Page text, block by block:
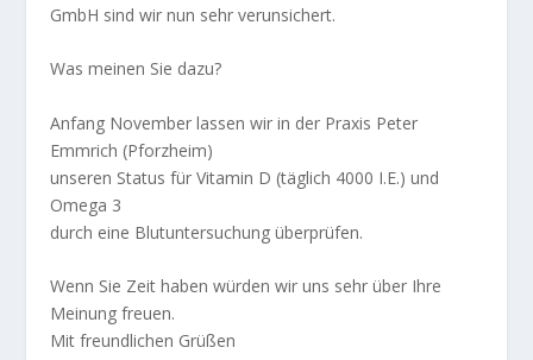
GmbH sind wir nun sehr verunsichert.
Was meinen Sie dazu?
Anfang November lassen wir in der Praxis Peter
Emmrich (Pforzheim)
unseren Status für Vitamin D (täglich 4000 I.E.) und
Omega 3
durch eine Blutuntersuchung überprüfen.
Wenn Sie Zeit haben würden wir uns sehr über Ihre
Meinung freuen.
Mit freundlichen Grüßen